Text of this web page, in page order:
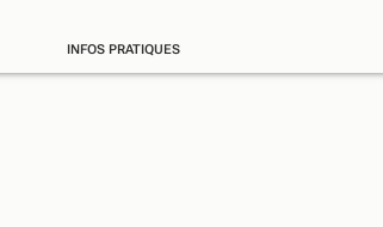
INFOS PRATIQUES